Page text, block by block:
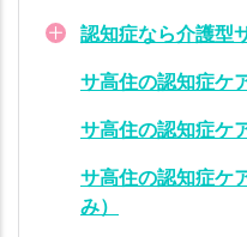
認知症なら介護型
サ高住の認知症ケ
サ高住の認知症ケ
サ高住の認知症ケ
み）
②：
生活
援助
サ高
住の
認知